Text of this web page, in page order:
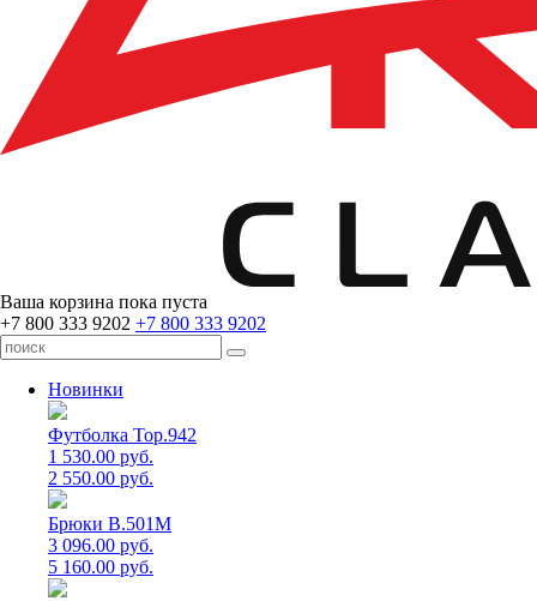
Ваша корзина пока пуста
+7 800 333 9202 +7 800 333 9202
Новинки
Футболка Top.942
1 530.00 руб.
2 550.00 руб.
Брюки B.501M
3 096.00 руб.
5 160.00 руб.